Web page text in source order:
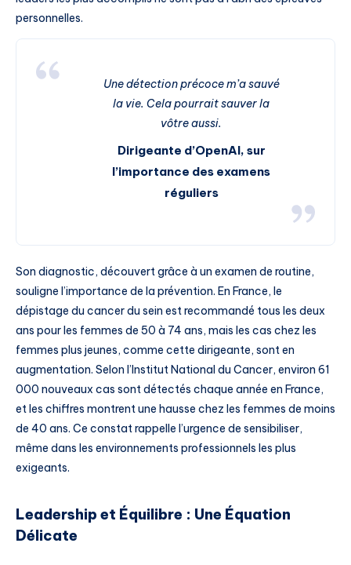
personnelles.
Une détection précoce m’a sauvé
la vie. Cela pourrait sauver la
vôtre aussi.
Dirigeante d’OpenAI, sur
l’importance des examens
réguliers
Son diagnostic, découvert grâce à un examen de routine,
souligne l’importance de la prévention. En France, le
dépistage du cancer du sein est recommandé tous les deux
ans pour les femmes de 50 à 74 ans, mais les cas chez les
femmes plus jeunes, comme cette dirigeante, sont en
augmentation. Selon l’Institut National du Cancer, environ 61
000 nouveaux cas sont détectés chaque année en France,
et les chiffres montrent une hausse chez les femmes de moins
de 40 ans. Ce constat rappelle l’urgence de sensibiliser,
même dans les environnements professionnels les plus
exigeants.
Leadership et Équilibre : Une Équation
Délicate